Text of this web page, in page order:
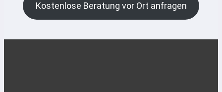
Kostenlose Beratung vor Ort anfragen